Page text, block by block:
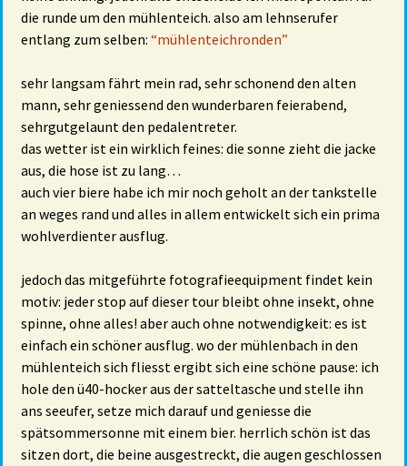
die runde um den mühlenteich. also am lehnserufer
entlang zum selben: “mühlenteichronden”
sehr langsam fährt mein rad, sehr schonend den alten
mann, sehr geniessend den wunderbaren feierabend,
sehrgutgelaunt den pedalentreter.
das wetter ist ein wirklich feines: die sonne zieht die jacke
aus, die hose ist zu lang…
auch vier biere habe ich mir noch geholt an der tankstelle
an weges rand und alles in allem entwickelt sich ein prima
wohlverdienter ausflug.
jedoch das mitgeführte fotografieequipment findet kein
motiv: jeder stop auf dieser tour bleibt ohne insekt, ohne
spinne, ohne alles! aber auch ohne notwendigkeit: es ist
einfach ein schöner ausflug. wo der mühlenbach in den
mühlenteich sich fliesst ergibt sich eine schöne pause: ich
hole den ü40-hocker aus der satteltasche und stelle ihn
ans seeufer, setze mich darauf und geniesse die
spätsommersonne mit einem bier. herrlich schön ist das
sitzen dort, die beine ausgestreckt, die augen geschlossen